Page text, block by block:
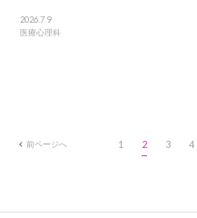
2026.7.9
医療心理科
前ページへ 1 2 3 4